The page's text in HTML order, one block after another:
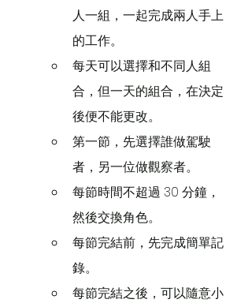
人一組，一起完成兩人手上
的工作。
每天可以選擇和不同人組
合，但一天的組合，在決定
後便不能更改。
第一節，先選擇誰做駕駛
者，另一位做觀察者。
每節時間不超過 30 分鐘，
然後交換角色。
每節完結前，先完成簡單記
錄。
每節完結之後，可以隨意小